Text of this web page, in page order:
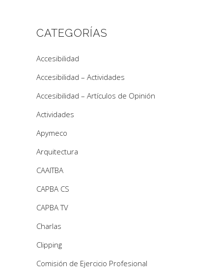
CATEGORÍAS
Accesibilidad
Accesibilidad – Actividades
Accesibilidad – Artículos de Opinión
Actividades
Apymeco
Arquitectura
CAAITBA
CAPBA CS
CAPBA TV
Charlas
Clipping
Comisión de Ejercicio Profesional